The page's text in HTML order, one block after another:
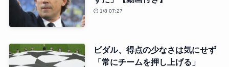
1/8 07:27
ビダル、得点の少なさは気にせず
「常にチームを押し上げる」